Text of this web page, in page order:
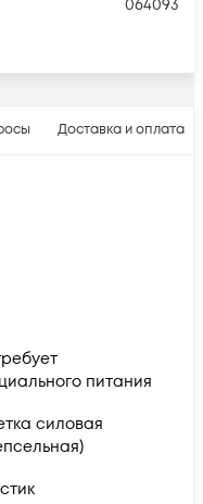
064093
Доставка и оплата
питания
силовая